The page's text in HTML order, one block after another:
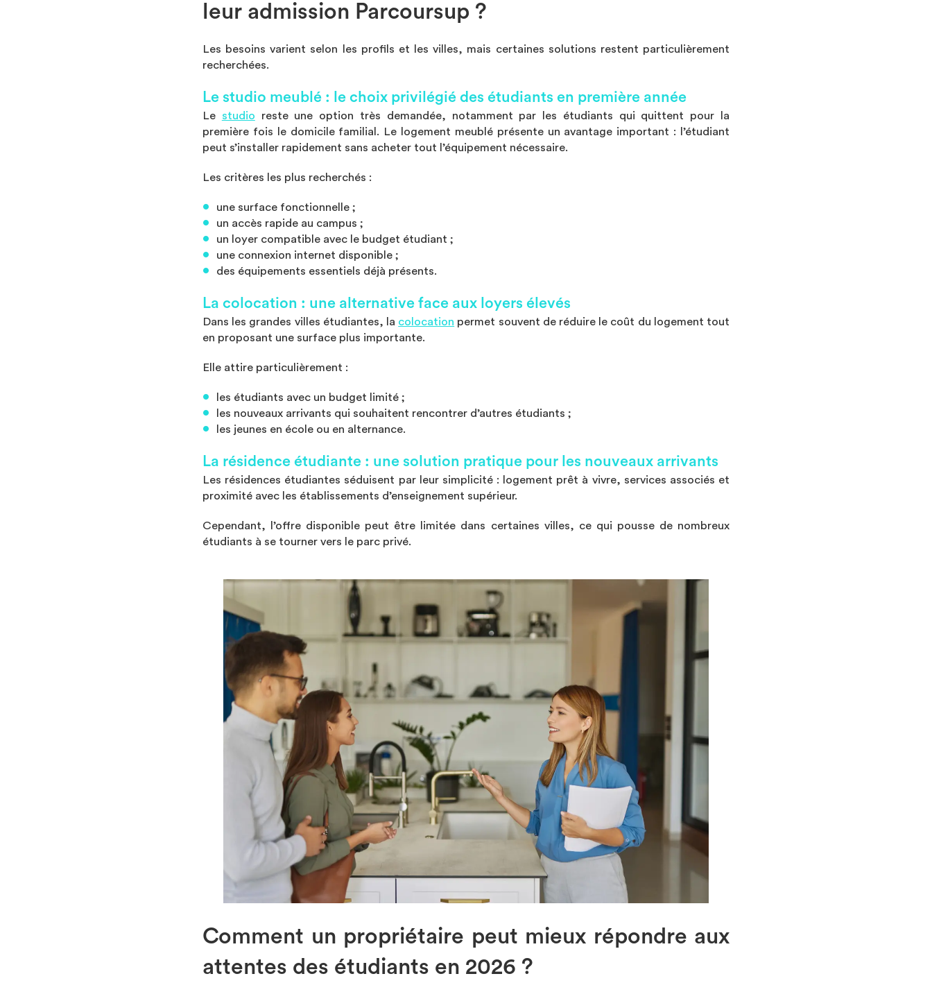
leur admission Parcoursup ?
Les besoins varient selon les profils et les villes, mais certaines solutions restent particulièrement
recherchées.
Le studio meublé : le choix privilégié des étudiants en première année
Le studio reste une option très demandée, notamment par les étudiants qui quittent pour la
première fois le domicile familial. Le logement meublé présente un avantage important : l’étudiant
peut s’installer rapidement sans acheter tout l’équipement nécessaire.
Les critères les plus recherchés :
une surface fonctionnelle ;
un accès rapide au campus ;
un loyer compatible avec le budget étudiant ;
une connexion internet disponible ;
des équipements essentiels déjà présents.
La colocation : une alternative face aux loyers élevés
Dans les grandes villes étudiantes, la colocation permet souvent de réduire le coût du logement tout
en proposant une surface plus importante.
Elle attire particulièrement :
les étudiants avec un budget limité ;
les nouveaux arrivants qui souhaitent rencontrer d’autres étudiants ;
les jeunes en école ou en alternance.
La résidence étudiante : une solution pratique pour les nouveaux arrivants
Les résidences étudiantes séduisent par leur simplicité : logement prêt à vivre, services associés et
proximité avec les établissements d’enseignement supérieur.
Cependant, l’offre disponible peut être limitée dans certaines villes, ce qui pousse de nombreux
étudiants à se tourner vers le parc privé.
Comment un propriétaire peut mieux répondre aux
attentes des étudiants en 2026 ?